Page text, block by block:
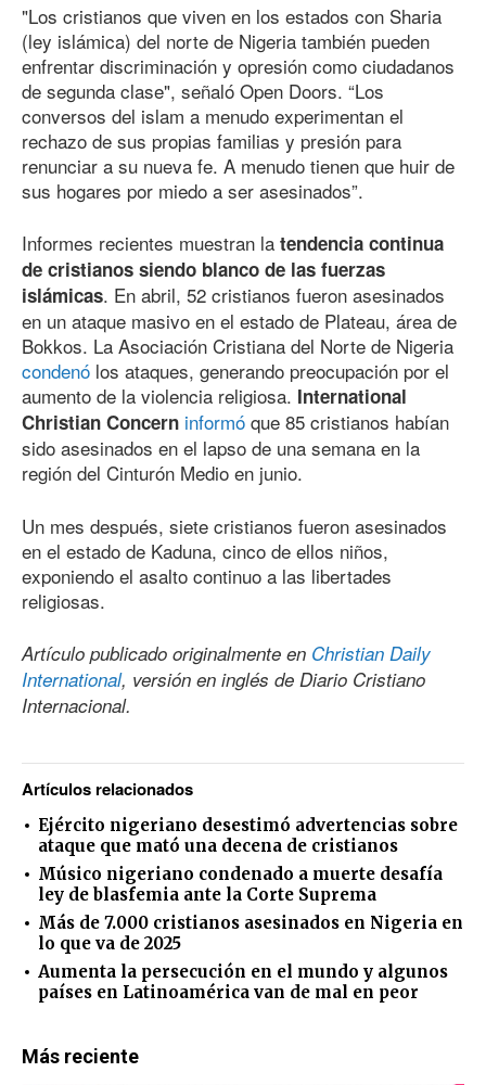
"Los cristianos que viven en los estados con Sharia
(ley islámica) del norte de Nigeria también pueden
enfrentar discriminación y opresión como ciudadanos
de segunda clase", señaló Open Doors. “Los
conversos del islam a menudo experimentan el
rechazo de sus propias familias y presión para
renunciar a su nueva fe. A menudo tienen que huir de
sus hogares por miedo a ser asesinados”.
Informes recientes muestran la tendencia continua
de cristianos siendo blanco de las fuerzas
islámicas. En abril, 52 cristianos fueron asesinados
en un ataque masivo en el estado de Plateau, área de
Bokkos. La Asociación Cristiana del Norte de Nigeria
condenó los ataques, generando preocupación por el
aumento de la violencia religiosa. International
Christian Concern informó que 85 cristianos habían
sido asesinados en el lapso de una semana en la
región del Cinturón Medio en junio.
Un mes después, siete cristianos fueron asesinados
en el estado de Kaduna, cinco de ellos niños,
exponiendo el asalto continuo a las libertades
religiosas.
Artículo publicado originalmente en Christian Daily
International, versión en inglés de Diario Cristiano
Internacional.
Artículos relacionados
Ejército nigeriano desestimó advertencias sobre
ataque que mató una decena de cristianos
Músico nigeriano condenado a muerte desafía
ley de blasfemia ante la Corte Suprema
Más de 7.000 cristianos asesinados en Nigeria en
lo que va de 2025
Aumenta la persecución en el mundo y algunos
países en Latinoamérica van de mal en peor
Más reciente